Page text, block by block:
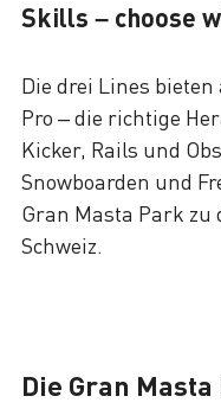
Skills – choose
Die drei Lines
Pro – die richtige
Kicker, Rails und
Snowboarden und
Gran Masta Park zu
Schweiz.
Die Gran